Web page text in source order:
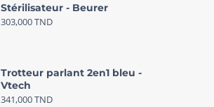
Stérilisateur - Beurer
303,000TND
Trotteur parlant 2en1 bleu -
Vtech
341,000TND